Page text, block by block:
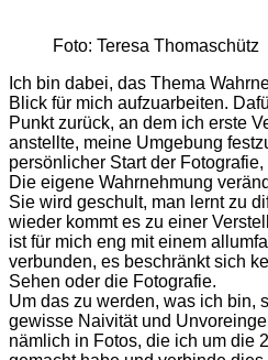
Foto: Teresa Thomaschütz
Ich bin dabei, das Thema
Blick für mich aufzuarbeiten.
Punkt zurück, an dem ich erste
anstellte, meine Umgebung
persönlicher Start der
Die eigene Wahrnehmung
Sie wird geschult, man lernt zu
wieder kommt es zu einer
ist für mich eng mit einem
verbunden, es beschränkt sich
Sehen oder die Fotografie.
Um das zu werden, was ich bin,
gewisse Naivität und
nämlich in Fotos, die ich um die